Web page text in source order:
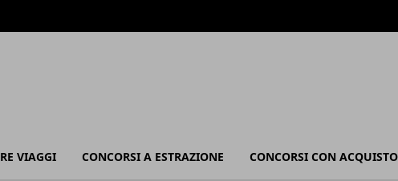
VIAGGI CONCORSI A ESTRAZIONE CONCORSI CON ACQUISTO